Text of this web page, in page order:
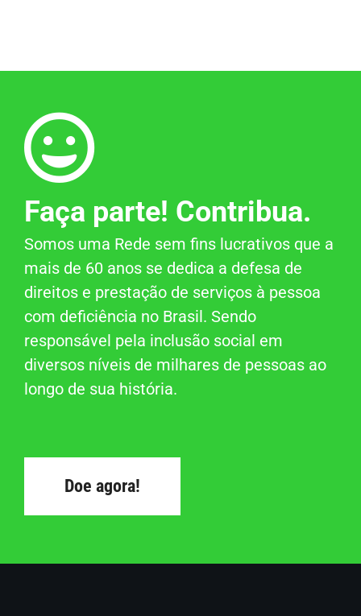
Faça parte! Contribua.
Somos uma Rede sem fins lucrativos que a
mais de 60 anos se dedica a defesa de
direitos e prestação de serviços à pessoa
com deficiência no Brasil. Sendo
responsável pela inclusão social em
diversos níveis de milhares de pessoas ao
longo de sua história.
Doe agora!